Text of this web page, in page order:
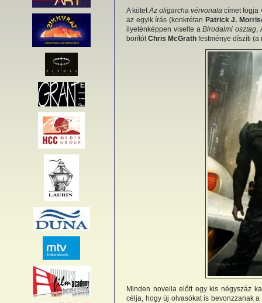
A kötetAz oligarcha vérvonala címet fogja
az egyik írás (konkrétan Patrick J.
ilyeténképpen viselte aBirodalmi osztag,
borítótChris McGrath festménye díszíti (a
Minden novella előtt egy kis négyszáz
célja, hogy új olvasókat is bevonzzanak